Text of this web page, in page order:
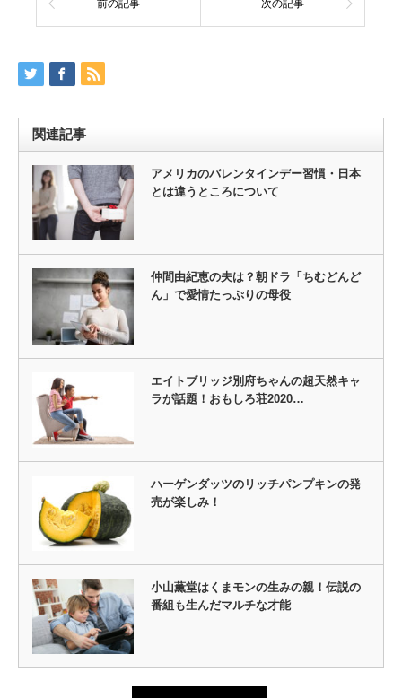
前の記事 次の記事
関連記事
アメリカのバレンタインデー習慣・日本
とは違うところについて
仲間由紀恵の夫は？朝ドラ「ちむどんど
ん」で愛情たっぷりの母役
エイトブリッジ別府ちゃんの超天然キャ
ラが話題！おもしろ荘2020…
ハーゲンダッツのリッチパンプキンの発
売が楽しみ！
小山薫堂はくまモンの生みの親！伝説の
番組も生んだマルチな才能